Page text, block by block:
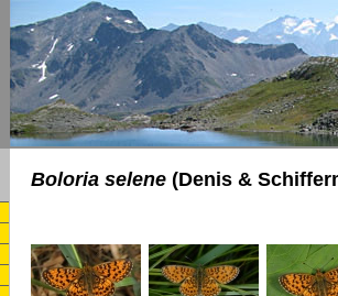
Boloria selene (Denis &